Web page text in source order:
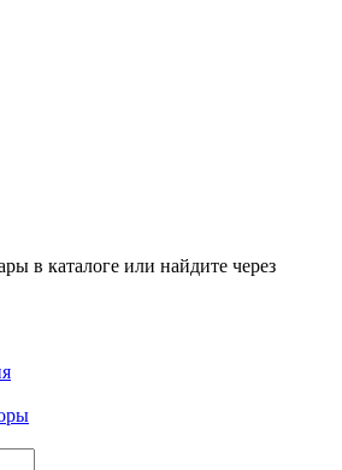
в каталоге или найдите через